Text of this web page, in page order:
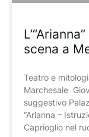
scena a
Teatro e
Marchesale
suggestivo
“Arianna –
Caprioglio nel